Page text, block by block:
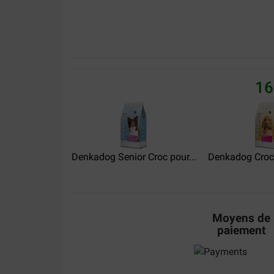
Goed product Snel geregeld 1 min puntje de
veloci, precisi, puntuali e a prezzi imbattibili
Translate to English
Denkadog Senior Croc pour... Denkadog
Moyens de
paiement